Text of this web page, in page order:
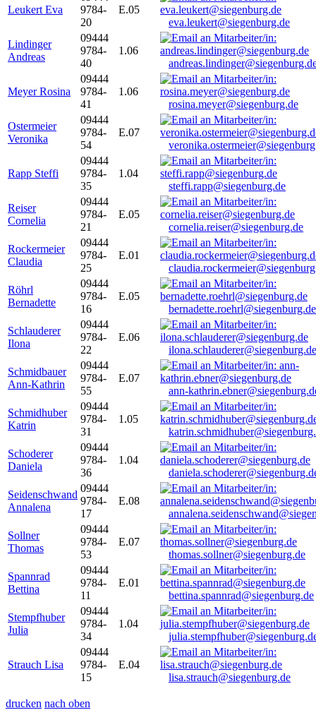
Leukert Eva
9784-
20
E.05
eva.leukert@siegenburg.de
Lindinger
Andreas
09444
9784-
40
1.06
Meyer Rosina
09444
9784-
41
1.06
rosina.meyer@siegenburg.de
Ostermeier
Veronika
09444
9784-
54
E.07
Rapp Steffi
09444
9784-
35
1.04
steffi.rapp@siegenburg.de
Reiser
Cornelia
09444
9784-
21
E.05
cornelia.reiser@siegenburg.de
Rockermeier
Claudia
09444
9784-
25
E.01
Röhrl
Bernadette
09444
9784-
16
E.05
bernadette.roehrl@siegenburg.de
Schlauderer
Ilona
09444
9784-
22
E.06
ilona.schlauderer@siegenburg.de
Schmidbauer
Ann-Kathrin
09444
9784-
55
E.07
ann-
Schmidhuber
Katrin
09444
9784-
31
1.05
Schoderer
Daniela
09444
9784-
36
1.04
Seidenschwand
Annalena
09444
9784-
17
E.08
Sollner
Thomas
09444
9784-
53
E.07
thomas.sollner@siegenburg.de
Spannrad
Bettina
09444
9784-
11
E.01
bettina.spannrad@siegenburg.de
Stempfhuber
Julia
09444
9784-
34
1.04
Strauch Lisa
09444
9784-
15
E.04
lisa.strauch@siegenburg.de
drucken nach oben